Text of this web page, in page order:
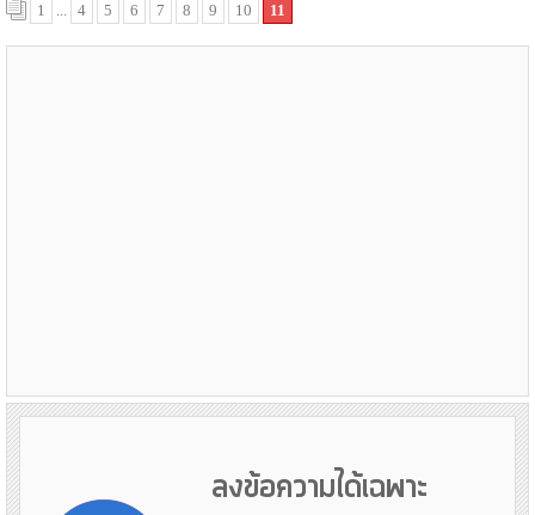
1 ... 4 5 6 7 8 9 10 11
ลงข้อความได้เฉพาะ